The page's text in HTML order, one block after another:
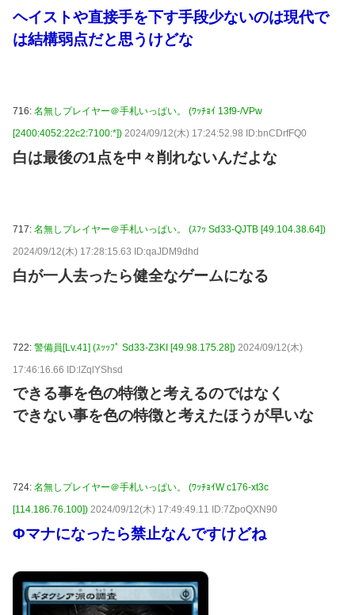
ヘイストや直接手を下す手段少ないのは現代で
は結構弱点だと思うけどな
716: 名無しプレイヤー＠手札いっぱい。 (ﾜｯﾁｮｲ 13f9-/VPw
[2400:4052:22c2:7100:*]) 2024/09/12(木) 17:24:52.98 ID:bnCDrfFQ0
白は最後の1点を中々削れないんだよな
717: 名無しプレイヤー＠手札いっぱい。 (ｽﾌｯ Sd33-QJTB [49.104.38.64])
2024/09/12(木) 17:28:15.63 ID:qaJDM9dhd
白が一人去ったら健全なゲームになる
722: 警備員[Lv.41] (ｽｯｯﾌﾟ Sd33-Z3KI [49.98.175.28]) 2024/09/12(木)
17:46:16.66 ID:lZqlYShsd
できる事を色の特徴と考えるのではなく
できない事を色の特徴と考えたほうが早いな
724: 名無しプレイヤー＠手札いっぱい。 (ﾜｯﾁｮｲW c176-xt3c
[114.186.76.100]) 2024/09/12(木) 17:49:49.11 ID:7ZpoQXN90
Φマナになったら禁止なんですけどね